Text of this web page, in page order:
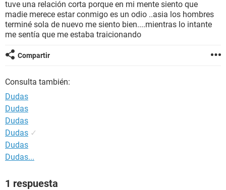
SEXUALIDAD
GLOSARIO
tuve una relación corta porque en mi mente siento que
madie merece estar conmigo es un odio ..asia los hombres
terminé sola de nuevo me siento bien....mientras lo intante
me sentía que me estaba traicionando
Compartir
Consulta también:
Dudas
Dudas
Dudas
Dudas ✓
Dudas
Dudas...
1 respuesta